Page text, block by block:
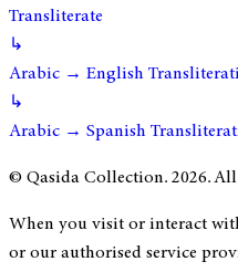
Transliterate
↳
Arabic → English
↳
Arabic → Spanish
© Qasida Collection.2026.
When you visit or interact
or our authorised service